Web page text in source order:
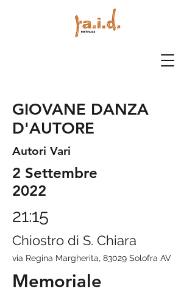
GIOVANE DANZA
D'AUTORE
Autori Vari
2 Settembre
2022
21:15
Chiostro di S. Chiara
via Regina Margherita, 83029 Solofra AV
Memoriale